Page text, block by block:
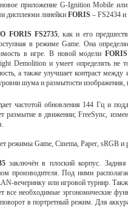
новое приложение G-Ignition Mobile
дисплеями линейки FORIS – FS2434 и
FORIS FS2735, как и его
в режиме Game. Она
в игре. В новой модели
Demolition и умеет определять
а также улучшает контраст
шума и размытости
частотой обновления 144 Гц и
размытие в движении; FreeSync,
режимы Game, Cinema, Paper, sRGB и
заключён в плоский корпус.
производителя. Под ними
вечеринку или игровой турнир.
все необходимые эргономические
в портретный режим. Для